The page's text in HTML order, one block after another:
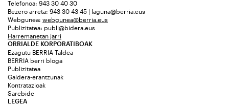
Telefonoa: 943 30 40 30
Bezero arreta: 943 30 43 45 | laguna@berria.eus
Webgunea: webgunea@berria.eus
Publizitatea: publi@bidera.eus
Harremanetan jarri
ORRIALDE KORPORATIBOAK
Ezagutu BERRIA Taldea
BERRIA berri bloga
Publizitatea
Galdera-erantzunak
Kontratazioak
Sarebide
LEGEA